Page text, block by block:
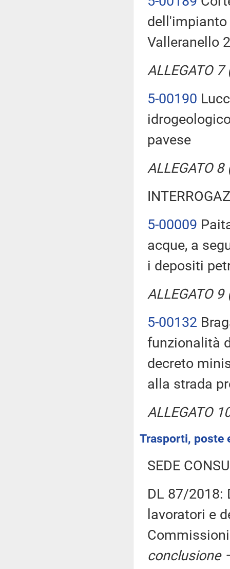
Valleranello
ALLEGATO
5-00190
pavese
ALLEGATO
5-00009
acque, a
i depositi
ALLEGATO
5-00132
funzionalità
decreto
alla strada
ALLEGATO
Trasporti, poste
SEDE
DL 87/2018:
lavoratori e
conclusione